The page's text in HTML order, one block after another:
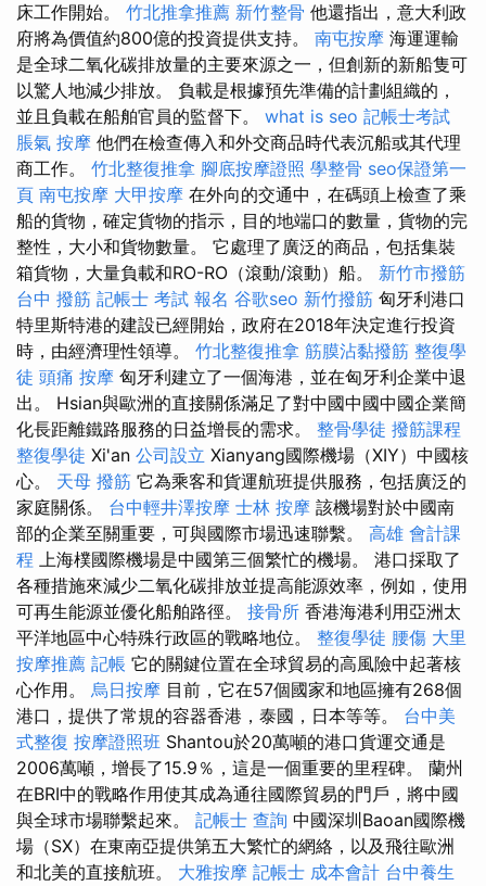
床工作開始。 竹北推拿推薦 新竹整骨 他還指出，意大利政
府將為價值約800億的投資提供支持。 南屯按摩 海運運輸
是全球二氧化碳排放量的主要來源之一，但創新的新船隻可
以驚人地減少排放。 負載是根據預先準備的計劃組織的，
並且負載在船舶官員的監督下。 what is seo 記帳士考試
脹氣 按摩 他們在檢查傳入和外交商品時代表沉船或其代理
商工作。 竹北整復推拿 腳底按摩證照 學整骨 seo保證第一
頁 南屯按摩 大甲按摩 在外向的交通中，在碼頭上檢查了乘
船的貨物，確定貨物的指示，目的地端口的數量，貨物的完
整性，大小和貨物數量。 它處理了廣泛的商品，包括集裝
箱貨物，大量負載和RO-RO（滾動/滾動）船。 新竹市撥筋
台中 撥筋 記帳士 考試 報名 谷歌seo 新竹撥筋 匈牙利港口
特里斯特港的建設已經開始，政府在2018年決定進行投資
時，由經濟理性領導。 竹北整復推拿 筋膜沾黏撥筋 整復學
徒 頭痛 按摩 匈牙利建立了一個海港，並在匈牙利企業中退
出。 Hsian與歐洲的直接關係滿足了對中國中國中國企業簡
化長距離鐵路服務的日益增長的需求。 整骨學徒 撥筋課程
整復學徒 Xi'an 公司設立 Xianyang國際機場（XIY）中國核
心。 天母 撥筋 它為乘客和貨運航班提供服務，包括廣泛的
家庭關係。 台中輕井澤按摩 士林 按摩 該機場對於中國南
部的企業至關重要，可與國際市場迅速聯繫。 高雄 會計課
程 上海樸國際機場是中國第三個繁忙的機場。 港口採取了
各種措施來減少二氧化碳排放並提高能源效率，例如，使用
可再生能源並優化船舶路徑。 接骨所 香港海港利用亞洲太
平洋地區中心特殊行政區的戰略地位。 整復學徒 腰傷 大里
按摩推薦 記帳 它的關鍵位置在全球貿易的高風險中起著核
心作用。 烏日按摩 目前，它在57個國家和地區擁有268個
港口，提供了常規的容器香港，泰國，日本等等。 台中美
式整復 按摩證照班 Shantou於20萬噸的港口貨運交通是
2006萬噸，增長了15.9％，這是一個重要的里程碑。 蘭州
在BRI中的戰略作用使其成為通往國際貿易的門戶，將中國
與全球市場聯繫起來。 記帳士 查詢 中國深圳Baoan國際機
場（SX）在東南亞提供第五大繁忙的網絡，以及飛往歐洲
和北美的直接航班。 大雅按摩 記帳士 成本會計 台中養生